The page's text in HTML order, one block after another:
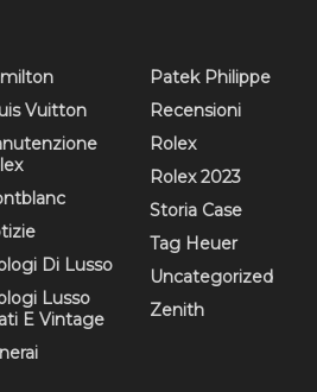
Vuitton
Di Lusso
Lusso
E Vintage
Patek Philippe
Recensioni
Rolex
Rolex 2023
Storia Case
Tag Heuer
Uncategorized
Zenith